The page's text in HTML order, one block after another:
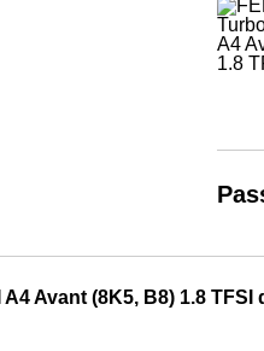
A4 Avant (8K5, B8) 1.8 TFSI